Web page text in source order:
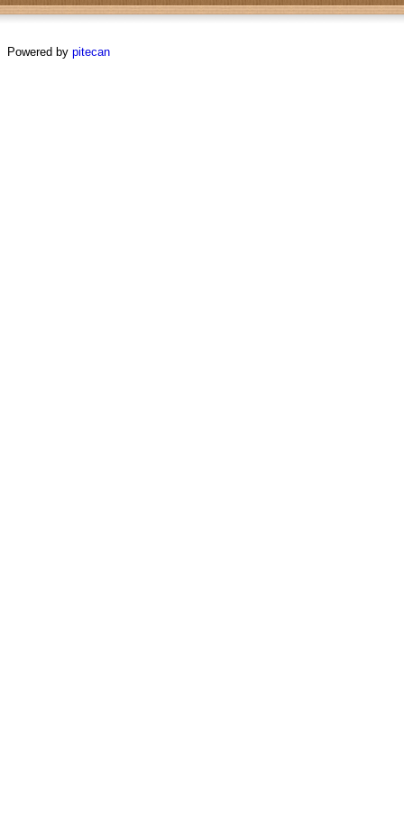
Powered by pitecan